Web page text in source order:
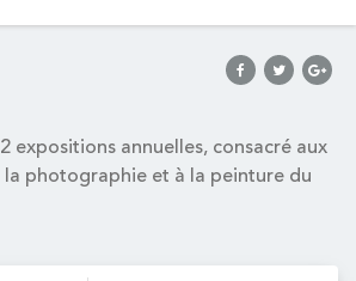
expositions annuelles, consacré aux
la photographie et à la peinture du